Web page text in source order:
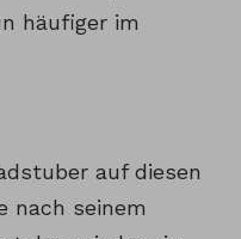
häufiger im
auf diesen
nach seinem